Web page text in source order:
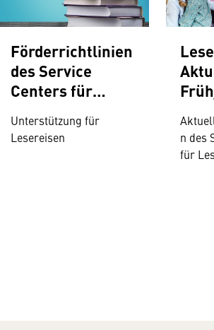
Förderrichtlinien
des Service
Centers für
Unterstützung für
Lesereisen
n des
für